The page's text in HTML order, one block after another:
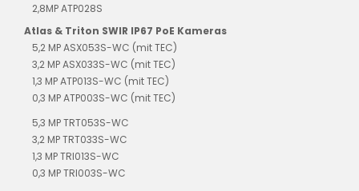
2,8MP ATP028S
Atlas & Triton SWIR IP67 PoE Kameras
5,2 MP ASX053S-WC (mit TEC)
3,2 MP ASX033S-WC (mit TEC)
1,3 MP ATP013S-WC (mit TEC)
0,3 MP ATP003S-WC (mit TEC)
5,3 MP TRT053S-WC
3,2 MP TRT033S-WC
1,3 MP TRI013S-WC
0,3 MP TRI003S-WC